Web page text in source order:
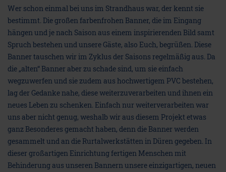
Wer schon einmal bei uns im Strandhaus war, der kennt sie
bestimmt. Die großen farbenfrohen Banner, die im Eingang
hängen und je nach Saison aus einem inspirierenden Bild samt
Spruch bestehen und unsere Gäste, also Euch, begrüßen. Diese
Banner tauschen wir im Zyklus der Saisons regelmäßig aus. Da
die „alten“ Banner aber zu schade sind, um sie einfach
wegzuwerfen und sie zudem aus hochwertigem PVC bestehen,
lag der Gedanke nahe, diese weiterzuverarbeiten und ihnen ein
neues Leben zu schenken. Einfach nur weiterverarbeiten war
uns aber nicht genug, weshalb wir aus diesem Projekt etwas
ganz Besonderes gemacht haben, denn die Banner werden
gesammelt und an die Rurtalwerkstätten in Düren gegeben. In
dieser großartigen Einrichtung fertigen Menschen mit
Behinderung aus unseren Bannern unsere einzigartigen, neuen